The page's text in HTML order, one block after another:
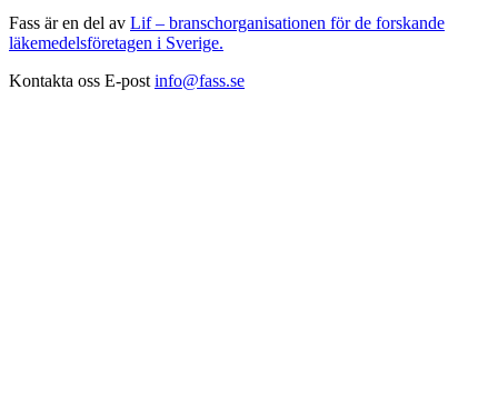
Fass är en del av Lif – branschorganisationen för de forskande
läkemedelsföretagen i Sverige.
Kontakta oss E-post info@fass.se